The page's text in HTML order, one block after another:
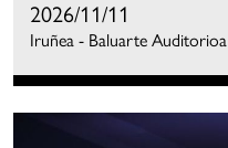
2026/11/11
Iruñea - Baluarte Auditorioa